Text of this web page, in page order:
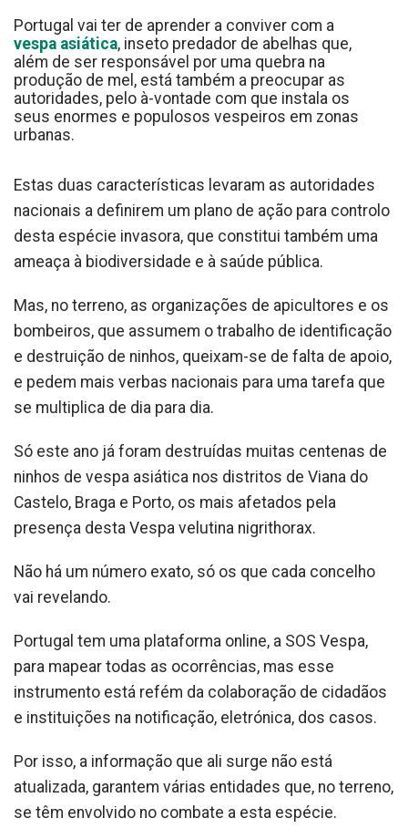
Portugal vai ter de aprender a conviver com a
vespa asiática, inseto predador de abelhas que,
além de ser responsável por uma quebra na
produção de mel, está também a preocupar as
autoridades, pelo à-vontade com que instala os
seus enormes e populosos vespeiros em zonas
urbanas.
Estas duas características levaram as autoridades
nacionais a definirem um plano de ação para controlo
desta espécie invasora, que constitui também uma
ameaça à biodiversidade e à saúde pública.
Mas, no terreno, as organizações de apicultores e os
bombeiros, que assumem o trabalho de identificação
e destruição de ninhos, queixam-se de falta de apoio,
e pedem mais verbas nacionais para uma tarefa que
se multiplica de dia para dia.
Só este ano já foram destruídas muitas centenas de
ninhos de vespa asiática nos distritos de Viana do
Castelo, Braga e Porto, os mais afetados pela
presença desta Vespa velutina nigrithorax.
Não há um número exato, só os que cada concelho
vai revelando.
Portugal tem uma plataforma online, a SOS Vespa,
para mapear todas as ocorrências, mas esse
instrumento está refém da colaboração de cidadãos
e instituições na notificação, eletrónica, dos casos.
Por isso, a informação que ali surge não está
atualizada, garantem várias entidades que, no terreno,
se têm envolvido no combate a esta espécie.